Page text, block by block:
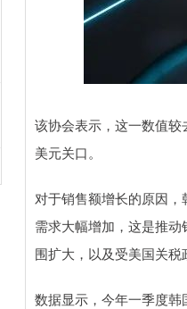
该协会表示，这一数值
美元关口。
对于销售额增长的原因
需求大幅增加，这是推
围扩大，以及受美国关税
数据显示，今年一季度